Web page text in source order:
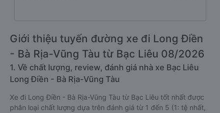
Giới thiệu tuyến đường xe đi Long Điền
- Bà Rịa-Vũng Tàu từ Bạc Liêu 08/2026
1. Về chất lượng, review, đánh giá nhà xe Bạc Liêu
Long Điền - Bà Rịa-Vũng Tàu
Xe đi Long Điền - Bà Rịa-Vũng Tàu từ Bạc Liêu tốt nhất được
phân loại chất lượng dựa trên đánh giá từ 1 đến 5 (1: tệ nhất,